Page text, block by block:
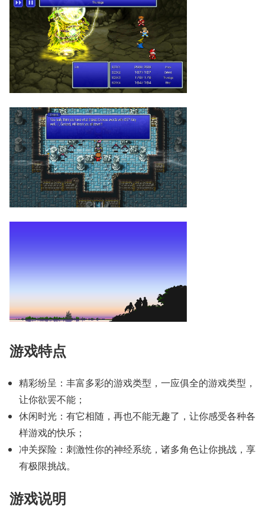
游戏特点
精彩纷呈：丰富多彩的游戏类型，一应俱全的游戏类型，
让你欲罢不能；
休闲时光：有它相随，再也不能无趣了，让你感受各种各
样游戏的快乐；
冲关探险：刺激性你的神经系统，诸多角色让你挑战，享
有极限挑战。
游戏说明